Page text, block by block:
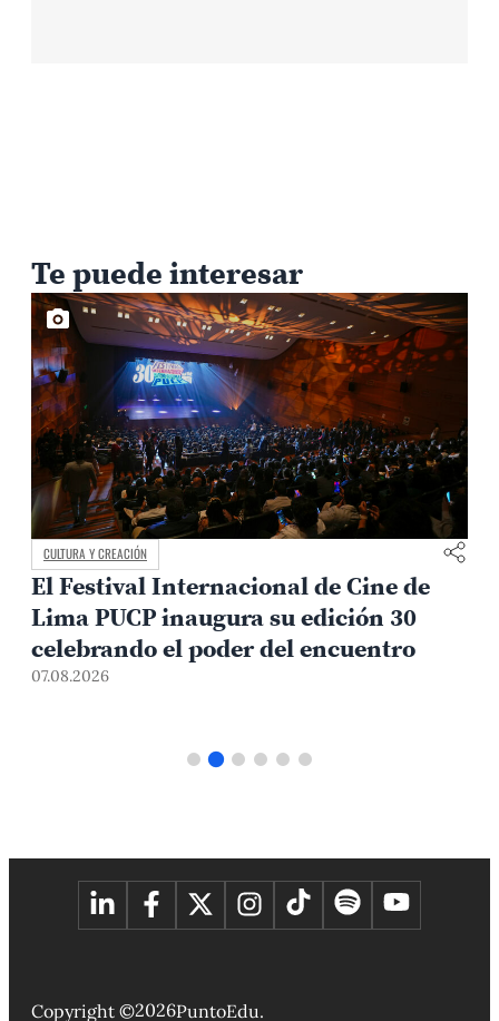
Te puede interesar
CULTURA Y CREACIÓN
El Festival Internacional de Cine de
Lima PUCP inaugura su edición 30
celebrando el poder del encuentro
07.08.2026
Copyright ©2026PuntoEdu.